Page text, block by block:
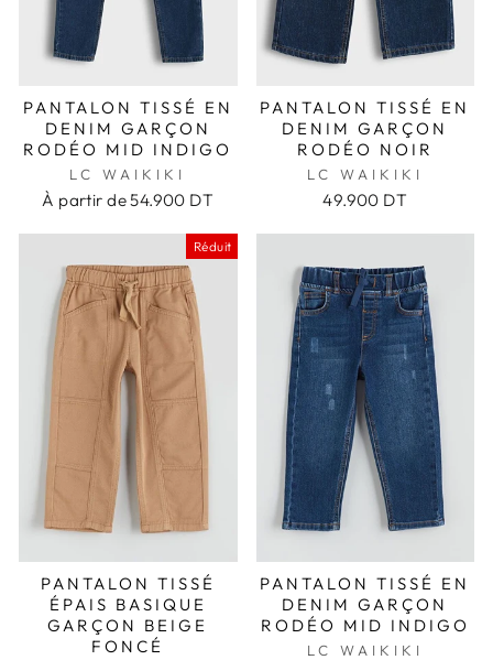
PANTALON TISSÉ EN
DENIM GARÇON
RODÉO MID INDIGO
LC WAIKIKI
À partir de54.900 DT
PANTALON TISSÉ EN
DENIM GARÇON
RODÉO NOIR
LC WAIKIKI
49.900 DT
Réduit
PANTALON TISSÉ
ÉPAIS BASIQUE
GARÇON BEIGE
FONCÉ
PANTALON TISSÉ EN
DENIM GARÇON
RODÉO MID INDIGO
LC WAIKIKI